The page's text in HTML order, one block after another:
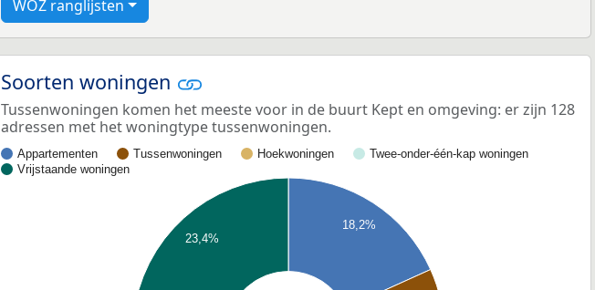
WOZ ranglijsten
Soorten woningen
Tussenwoningen komen het meeste voor in de buurt Kept en omgeving: er zijn 128
adressen met het woningtype tussenwoningen.
Appartementen Tussenwoningen Hoekwoningen
Twee-onder-één-kap woningen
Vrijstaande woningen
18,2%
23,4%